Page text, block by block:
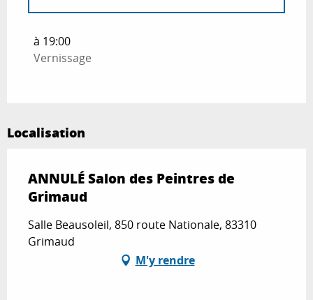
à 19:00
Vernissage
Localisation
ANNULÉ Salon des Peintres de
Grimaud
Salle Beausoleil, 850 route Nationale, 83310
Grimaud
M'y rendre